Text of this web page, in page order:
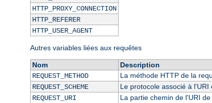
HTTP_PROXY_CONNECTION
HTTP_REFERER
HTTP_USER_AGENT
Autres variables liées aux requêtes
Nom
Description
REQUEST_METHOD
La méthode HTTP de la
REQUEST_SCHEME
Le protocole associé à l'URI
REQUEST_URI
La partie chemin de l'URI